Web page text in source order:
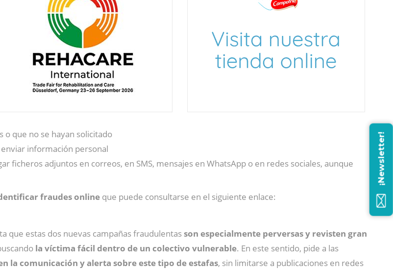
o que no se hayan solicitado
información personal
ficheros adjuntos en correos, en SMS, mensajes en WhatsApp o en redes sociales, aunque
fraudes online que puede consultarse en el siguiente enlace:
que estas dos nuevas campañas fraudulentasson especialmente perversas y revisten gran
la víctima fácil dentro de un colectivo vulnerable. En este sentido, pide a las
la comunicación y alerta sobre este tipo de estafas, sin limitarse a publicaciones en redes
¡Newsletter!